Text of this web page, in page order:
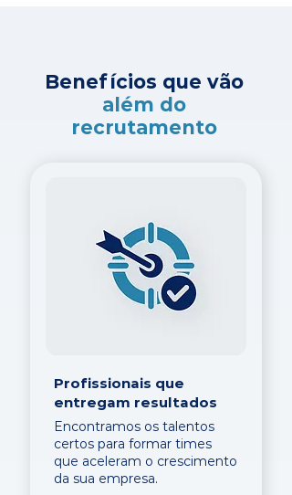
Benefícios que vão
além do
recrutamento
Profissionais que
entregam resultados
Encontramos os talentos
certos para formar times
que aceleram o crescimento
da sua empresa.